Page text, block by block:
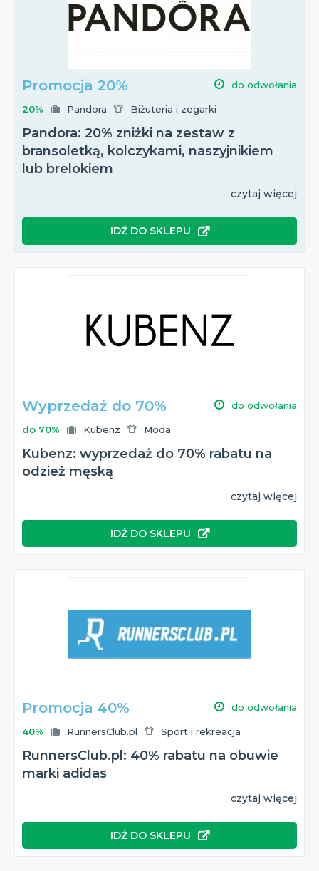
Promocja 20% do odwołania
20% Pandora Biżuteria i zegarki
Pandora: 20% zniżki na zestaw z
bransoletką, kolczykami, naszyjnikiem
lub brelokiem
czytaj więcej
IDŹ DO SKLEPU
Wyprzedaż do 70% do odwołania
do 70% Kubenz Moda
Kubenz: wyprzedaż do 70% rabatu na
odzież męską
czytaj więcej
IDŹ DO SKLEPU
Promocja 40% do odwołania
40% RunnersClub.pl Sport i rekreacja
RunnersClub.pl: 40% rabatu na obuwie
marki adidas
czytaj więcej
IDŹ DO SKLEPU